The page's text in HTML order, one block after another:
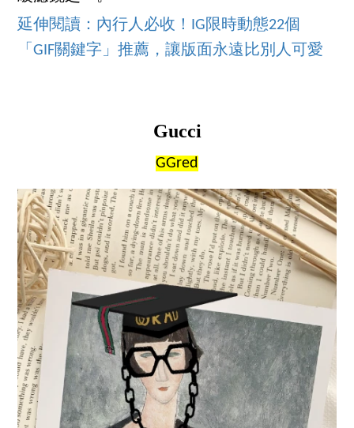
延伸閱讀：內行人必收！IG限時動態22個
「GIF關鍵字」推薦，讓版面永遠比別人可愛
Gucci
GGred